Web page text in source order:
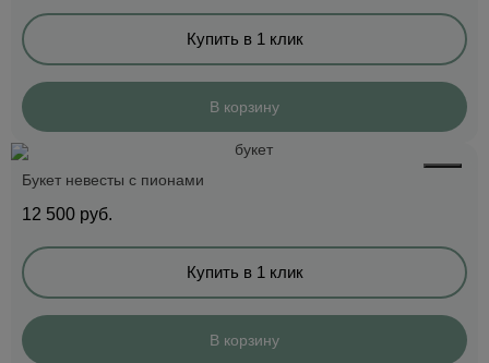
Купить в 1 клик
В корзину
Букет невесты с пионами
12 500 руб.
Купить в 1 клик
В корзину